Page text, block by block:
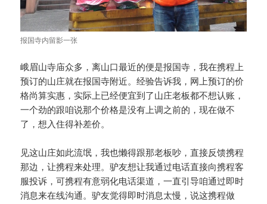
报国寺内留影一张
峨眉山寺庙众多，离山口最近的便是报国寺，我在携程上
预订的山庄就在报国寺附近。经验告诉我，网上预订的价
格尚算实惠，实际上已经便宜到了山庄老板都不想认账，
一个劲的跟咱说那个价格是没有上调之前的，现在做不
了，想入住得补差价。
见这山庄如此流氓，我也懒得跟那老板吵，直接反馈携程
那边，让携程来处理。驴友想让我通过电话直接向携程客
服投诉，可携程有意弱化电话渠道，一直引导咱通过即时
消息来在线沟通。驴友觉得即时消息太慢，说这携程做